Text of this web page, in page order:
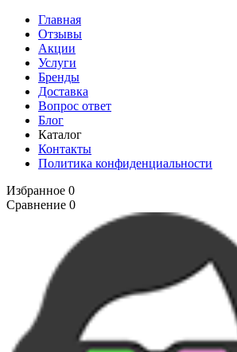
Главная
Отзывы
Акции
Услуги
Бренды
Доставка
Вопрос ответ
Блог
Каталог
Контакты
Политика конфиденциальности
Избранное 0
Сравнение 0